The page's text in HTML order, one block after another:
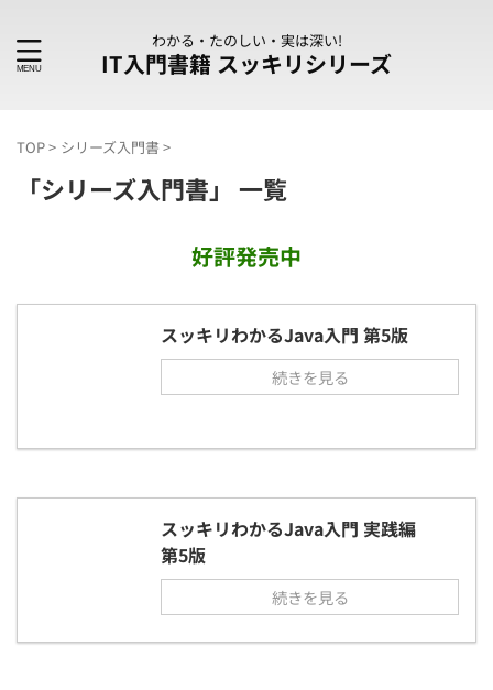
わかる・たのしい・実は深い!
IT入門書籍 スッキリシリーズ
TOP> シリーズ入門書>
「シリーズ入門書」 一覧
好評発売中
スッキリわかるJava入門 第5版
続きを見る
スッキリわかるJava入門 実践編
第5版
続きを見る